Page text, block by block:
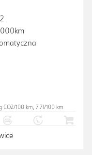
100 km, 7.7l/100 km